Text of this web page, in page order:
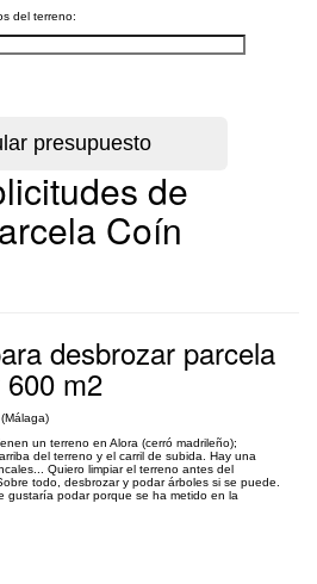
del terreno:
de
Coín
desbrozar parcela
m2
un terreno en Alora (cerró madrileño);
del terreno y el carril de subida. Hay una
Quiero limpiar el terreno antes del
todo, desbrozar y podar árboles si se puede.
gustaría podar porque se ha metido en la